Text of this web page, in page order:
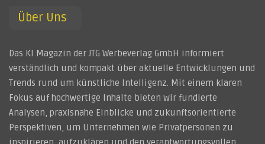
Über Uns
Das KI Magazin der JTG Werbeverlag GmbH informiert
verständlich und kompakt über aktuelle Entwicklungen und
Trends rund um künstliche Intelligenz. Mit einem klaren
Fokus auf hochwertige Inhalte bieten wir fundierte
Analysen, praxisnahe Einblicke und zukunftsorientierte
Perspektiven, um Unternehmen wie Privatpersonen zu